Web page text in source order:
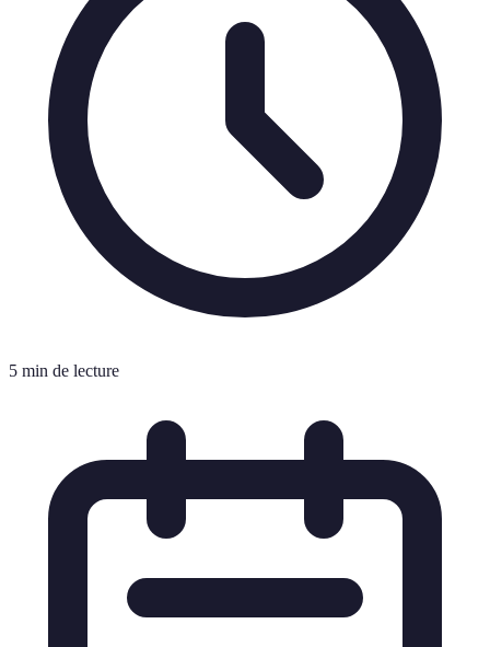
5 min de lecture